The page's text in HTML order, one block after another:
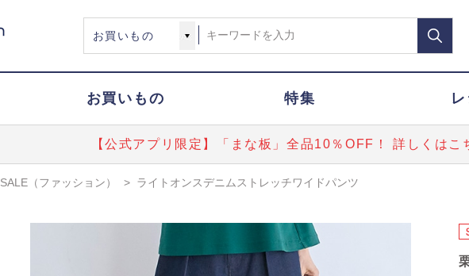
お買いもの 特集
【公式アプリ限定】「まな板」全品10％OFF！ 詳しくはこ
SALE（ファッション） > ライトオンスデニムストレッチワイドパンツ